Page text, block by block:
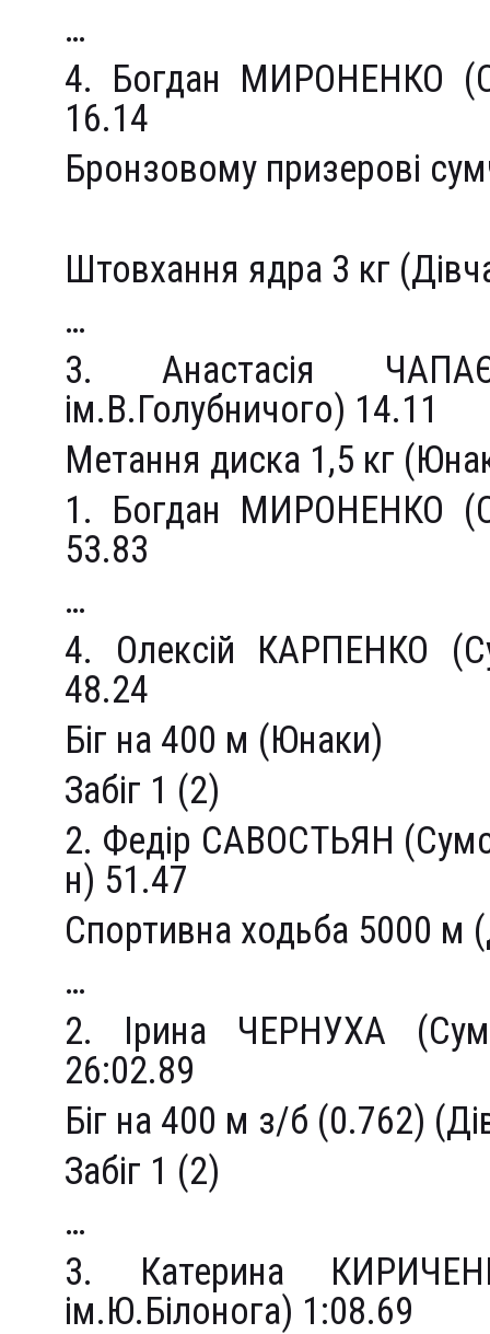
…
4. Богдан МИРОНЕНКО
16.14
Бронзовому призерові
Штовхання ядра 3 кг
…
3. Анастасія
ім.В.Голубничого) 14.11
Метання диска 1,5 кг
1. Богдан МИРОНЕНКО
53.83
…
4. Олексій КАРПЕНКО
48.24
Біг на 400 м (Юнаки)
Забіг 1 (2)
2. Федір САВОСТЬЯН
н) 51.47
Спортивна ходьба 5000 м
…
2. Ірина ЧЕРНУХА
26:02.89
Біг на 400 м з/б (0.762)
Забіг 1 (2)
…
3. Катерина
ім.Ю.Білонога) 1:08.69